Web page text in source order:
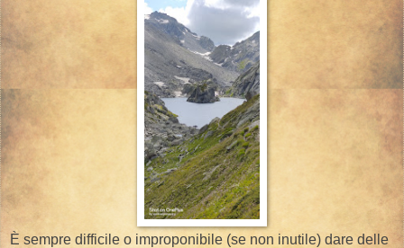
È sempre difficile o improponibile (se non inutile) dare delle